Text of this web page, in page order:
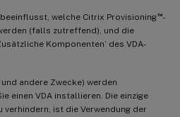
welche Citrix Provisioning™-
(falls zutreffend), und die
Komponenten’ des VDA-
andere Zwecke) werden
einen VDA installieren. Die einzige
ist die Verwendung der